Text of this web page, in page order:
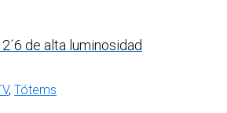
de alta luminosidad
, Tótems